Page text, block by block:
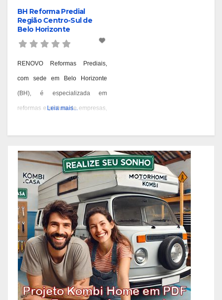
BH Reforma Predial
Região Centro-Sul de
Belo Horizonte
RENOVO Reformas Prediais,
com sede em Belo Horizonte
(BH), é especializada em
reformas e pintura de empresas,
experiência desde 1978 e são
conhecidos por seus serviços de
qualidade em BH. Você pode
contatá-los pelos telefones 31
3473-2000, 3357-1961 ou
98687-2000 se você está
pensando em reformar ou pintar
a fachada da sua empresa,
condomínio ou
Leia mais...